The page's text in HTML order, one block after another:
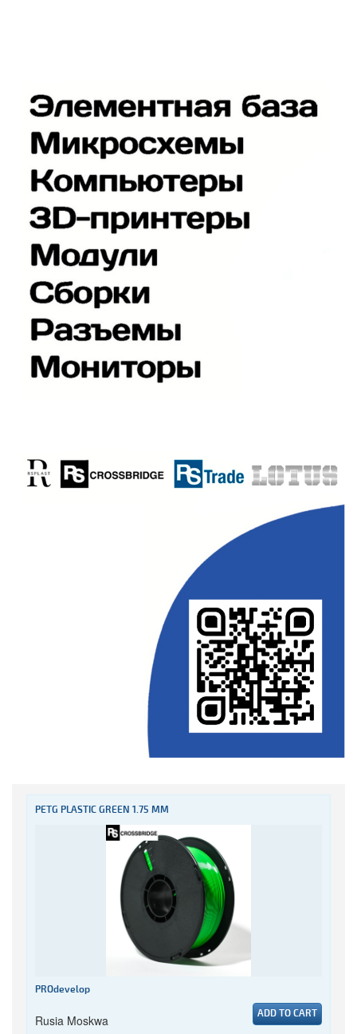
PETG PLASTIC GREEN 1.75 MM
PROdevelop
Rusia Moskwa ADD TO CART